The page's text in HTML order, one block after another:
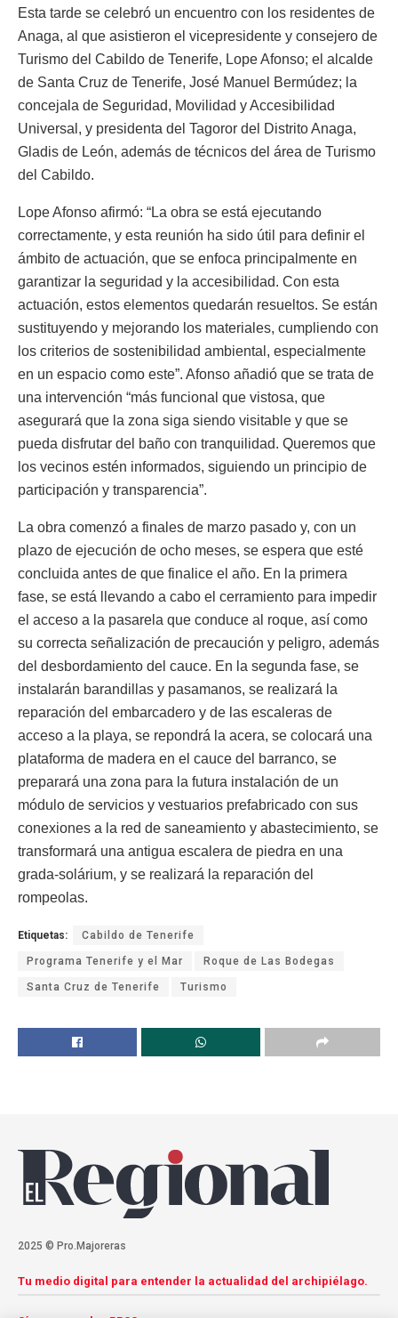
Esta tarde se celebró un encuentro con los residentes de
Anaga, al que asistieron el vicepresidente y consejero de
Turismo del Cabildo de Tenerife, Lope Afonso; el alcalde
de Santa Cruz de Tenerife, José Manuel Bermúdez; la
concejala de Seguridad, Movilidad y Accesibilidad
Universal, y presidenta del Tagoror del Distrito Anaga,
Gladis de León, además de técnicos del área de Turismo
del Cabildo.
Lope Afonso afirmó: “La obra se está ejecutando
correctamente, y esta reunión ha sido útil para definir el
ámbito de actuación, que se enfoca principalmente en
garantizar la seguridad y la accesibilidad. Con esta
actuación, estos elementos quedarán resueltos. Se están
sustituyendo y mejorando los materiales, cumpliendo con
los criterios de sostenibilidad ambiental, especialmente
en un espacio como este”. Afonso añadió que se trata de
una intervención “más funcional que vistosa, que
asegurará que la zona siga siendo visitable y que se
pueda disfrutar del baño con tranquilidad. Queremos que
los vecinos estén informados, siguiendo un principio de
participación y transparencia”.
La obra comenzó a finales de marzo pasado y, con un
plazo de ejecución de ocho meses, se espera que esté
concluida antes de que finalice el año. En la primera
fase, se está llevando a cabo el cerramiento para impedir
el acceso a la pasarela que conduce al roque, así como
su correcta señalización de precaución y peligro, además
del desbordamiento del cauce. En la segunda fase, se
instalarán barandillas y pasamanos, se realizará la
reparación del embarcadero y de las escaleras de
acceso a la playa, se repondrá la acera, se colocará una
plataforma de madera en el cauce del barranco, se
preparará una zona para la futura instalación de un
módulo de servicios y vestuarios prefabricado con sus
conexiones a la red de saneamiento y abastecimiento, se
transformará una antigua escalera de piedra en una
grada-solárium, y se realizará la reparación del
rompeolas.
Etiquetas: Cabildo de Tenerife
Programa Tenerife y el Mar Roque de Las Bodegas
Santa Cruz de Tenerife Turismo
2025 © Pro.Majoreras
Tu medio digital para entender la actualidad del archipiélago.